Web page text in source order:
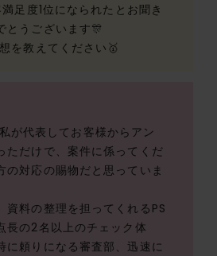
足度1位になられたとお聞き
とうございます🎊
を教えてください🥇
が代表してお客様からアン
ただけで、案件に係ってくだ
の対応の賜物だと思っていま
資料の整理を担ってくれるPS
長の2名以上のチェック体
に頼りになる審査部、迅速に